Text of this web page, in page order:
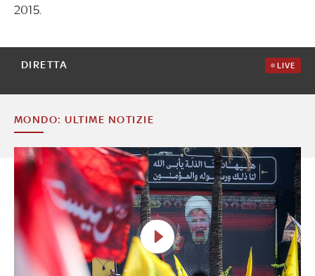
2015.
DIRETTA LIVE
MONDO: ULTIME NOTIZIE